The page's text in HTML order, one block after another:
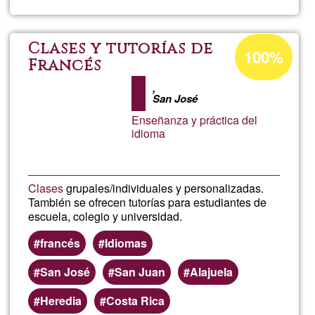
de
Clases y tutorías de
Francés
,
San José
Enseñanza y práctica del
idioma
Clasesgrupales/individuales y personalizadas.
También se ofrecen tutorías para estudiantes de
escuela, colegio y universidad.
francés
Idiomas
San José
San Juan
Alajuela
Heredia
Costa Rica
Ğ1ean
onartzen
den
100%